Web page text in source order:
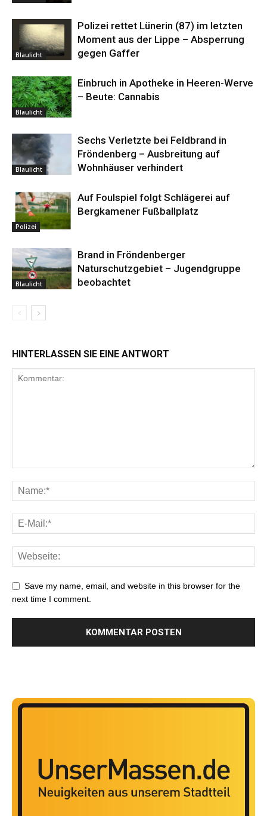
Blaulicht
Polizei rettet Lünerin (87) im letzten
Moment aus der Lippe – Absperrung
gegen Gaffer
Blaulicht
Einbruch in Apotheke in Heeren-Werve
– Beute: Cannabis
Blaulicht
Sechs Verletzte bei Feldbrand in
Fröndenberg – Ausbreitung auf
Wohnhäuser verhindert
Polizei
Auf Foulspiel folgt Schlägerei auf
Bergkamener Fußballplatz
Blaulicht
Brand in Fröndenberger
Naturschutzgebiet – Jugendgruppe
beobachtet
HINTERLASSEN SIE EINE ANTWORT
Save my name, email, and website in this browser for the
next time I comment.